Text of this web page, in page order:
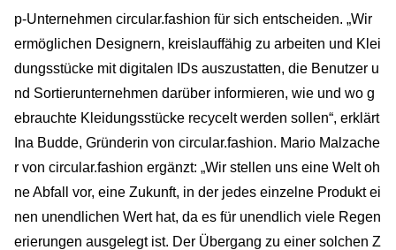
p-Unternehmen circular.fashion für sich entscheiden. „Wir
ermöglichen Designern, kreislauffähig zu arbeiten und Klei
dungsstücke mit digitalen IDs auszustatten, die Benutzer u
nd Sortierunternehmen darüber informieren, wie und wo g
ebrauchte Kleidungsstücke recycelt werden sollen“, erklärt
Ina Budde, Gründerin von circular.fashion. Mario Malzache
r von circular.fashion ergänzt: „Wir stellen uns eine Welt oh
ne Abfall vor, eine Zukunft, in der jedes einzelne Produkt ei
nen unendlichen Wert hat, da es für unendlich viele Regen
erierungen ausgelegt ist. Der Übergang zu einer solchen Z